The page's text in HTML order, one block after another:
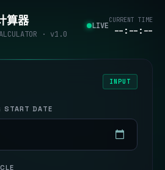
算器
· v1.0
LIVE
CURRENT TIME
--:--:--
INPUT
START DATE